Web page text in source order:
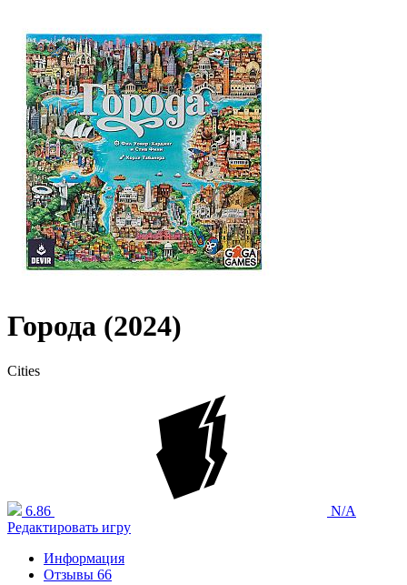
Города (2024)
Cities
6.86
N/A
Редактировать игру
Информация
Отзывы 66